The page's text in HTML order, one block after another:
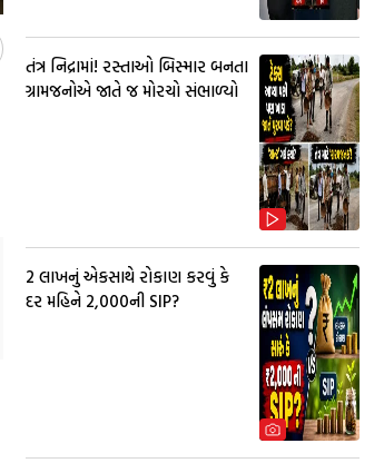
તંત્ર નિદ્રામાં! રસ્તાઓ બિસ્માર બનતા
ગ્રામજનોએ જાતે જ મોરચો સંભાળ્યો
₹2 લાખનું એકસાથે રોકાણ કરવું કે
દર મહિને ₹2,000ની SIP?